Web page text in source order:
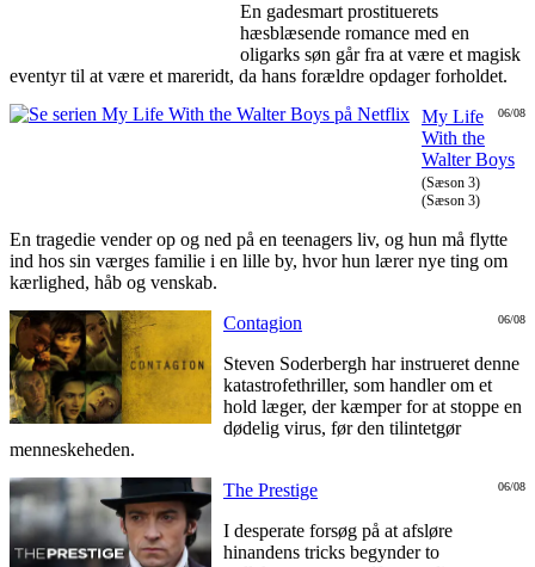
En gadesmart prostituerets
hæsblæsende romance med en
oligarks søn går fra at være et magisk
eventyr til at være et mareridt, da hans forældre opdager forholdet.
06/08
My Life
With the
Walter Boys
(Sæson 3)
(Sæson 3)
En tragedie vender op og ned på en teenagers liv, og hun må flytte
ind hos sin værges familie i en lille by, hvor hun lærer nye ting om
kærlighed, håb og venskab.
06/08
Contagion
Steven Soderbergh har instrueret denne
katastrofethriller, som handler om et
hold læger, der kæmper for at stoppe en
dødelig virus, før den tilintetgør
menneskeheden.
06/08
The Prestige
I desperate forsøg på at afsløre
hinandens tricks begynder to